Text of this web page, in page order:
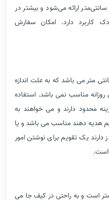
قطع خشتی با ابعاد 22*22 یا 19*19 سانتی‌متر ارائه می‌شود و بیشتر در
کاربرد دارد. امکان سفارش
سررسید دارای قطع 10*16 سانتی متر می باشد که به علت اندازه
مناسب نمی باشد. استفاده
محدود دارند و می خواهند به
هدیه دهند مناسب می باشد و یا
یک تقویم برای نوشتن امور
است.
سررسید 8*16 سانتی متر است و به راحتی در کیف جا می